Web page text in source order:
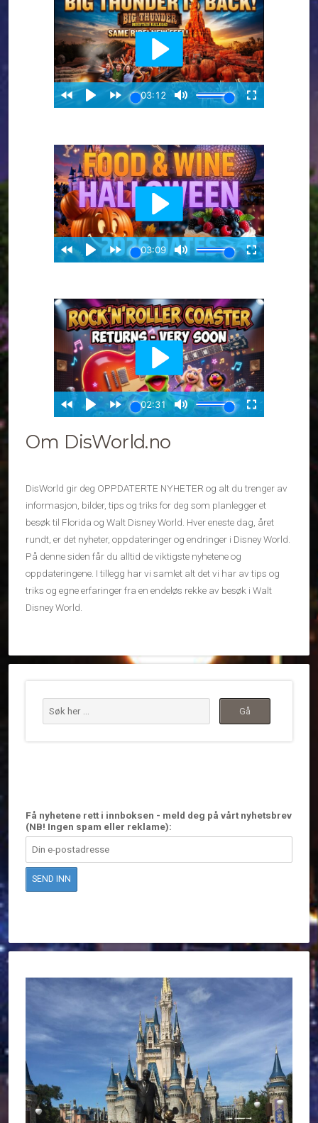
Om DisWorld.no
DisWorld gir deg OPPDATERTE NYHETER og alt du trenger av
informasjon, bilder, tips og triks for deg som planlegger et
besøk til Florida og Walt Disney World. Hver eneste dag, året
rundt, er det nyheter, oppdateringer og endringer i Disney World.
På denne siden får du alltid de viktigste nyhetene og
oppdateringene. I tillegg har vi samlet alt det vi har av tips og
triks og egne erfaringer fra en endeløs rekke av besøk i Walt
Disney World.
Få nyhetene rett i innboksen - meld deg på vårt nyhetsbrev
(NB! Ingen spam eller reklame):